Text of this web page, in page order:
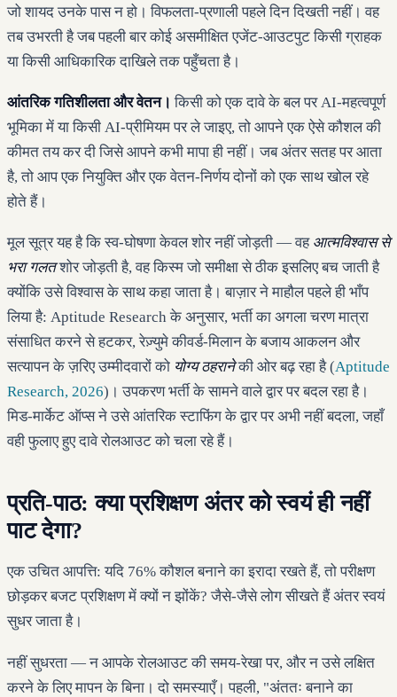
जो शायद उनके पास न हो। विफलता-प्रणाली पहले दिन दिखती नहीं। वह
तब उभरती है जब पहली बार कोई असमीक्षित एजेंट-आउटपुट किसी ग्राहक
या किसी आधिकारिक दाखिले तक पहुँचता है।
आंतरिक गतिशीलता और वेतन। किसी को एक दावे के बल पर AI-महत्वपूर्ण
भूमिका में या किसी AI-प्रीमियम पर ले जाइए, तो आपने एक ऐसे कौशल की
कीमत तय कर दी जिसे आपने कभी मापा ही नहीं। जब अंतर सतह पर आता
है, तो आप एक नियुक्ति और एक वेतन-निर्णय दोनों को एक साथ खोल रहे
होते हैं।
मूल सूत्र यह है कि स्व-घोषणा केवल शोर नहीं जोड़ती — वह आत्मविश्वास से
भरा गलतशोर जोड़ती है, वह किस्म जो समीक्षा से ठीक इसलिए बच जाती है
क्योंकि उसे विश्वास के साथ कहा जाता है। बाज़ार ने माहौल पहले ही भाँप
लिया है: Aptitude Research के अनुसार, भर्ती का अगला चरण मात्रा
संसाधित करने से हटकर, रेज़्युमे कीवर्ड-मिलान के बजाय आकलन और
सत्यापन के ज़रिए उम्मीदवारों को योग्य ठहरानेकी ओर बढ़ रहा है (Aptitude
Research, 2026)। उपकरण भर्ती के सामने वाले द्वार पर बदल रहा है।
मिड-मार्केट ऑप्स ने उसे आंतरिक स्टाफिंग के द्वार पर अभी नहीं बदला, जहाँ
वही फुलाए हुए दावे रोलआउट को चला रहे हैं।
प्रति-पाठ: क्या प्रशिक्षण अंतर को स्वयं ही नहीं
पाट देगा?
एक उचित आपत्ति: यदि 76% कौशल बनाने का इरादा रखते हैं, तो परीक्षण
छोड़कर बजट प्रशिक्षण में क्यों न झोंकें? जैसे-जैसे लोग सीखते हैं अंतर स्वयं
सुधर जाता है।
नहीं सुधरता — न आपके रोलआउट की समय-रेखा पर, और न उसे लक्षित
करने के लिए मापन के बिना। दो समस्याएँ। पहली, "अंततः बनाने का